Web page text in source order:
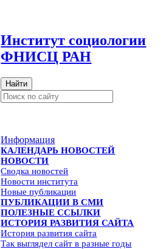
Институт социологии
ФНИСЦ РАН
Найти
Информация
КАЛЕНДАРЬ НОВОСТЕЙ
НОВОСТИ
Сводка новостей
Новости института
Новые публикации
ПУБЛИКАЦИИ В СМИ
ПОЛЕЗНЫЕ ССЫЛКИ
ИСТОРИЯ РАЗВИТИЯ САЙТА
История развития сайта
Так выглядел сайт в разные годы